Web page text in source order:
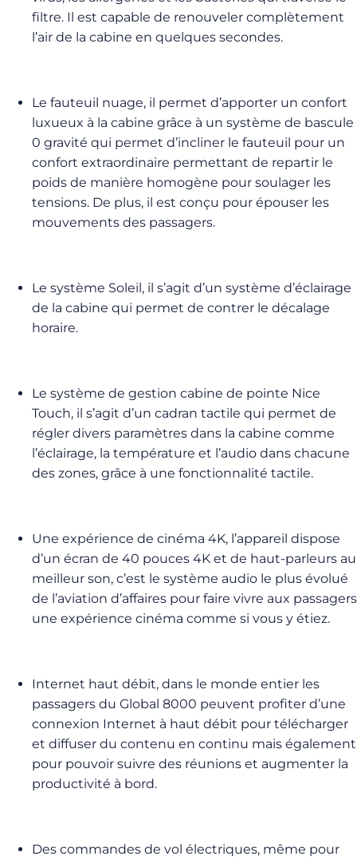
filtre. Il est capable de renouveler complètement
l’air de la cabine en quelques secondes.
Le fauteuil nuage, il permet d’apporter un confort
luxueux à la cabine grâce à un système de bascule
0 gravité qui permet d’incliner le fauteuil pour un
confort extraordinaire permettant de repartir le
poids de manière homogène pour soulager les
tensions. De plus, il est conçu pour épouser les
mouvements des passagers.
Le système Soleil, il s’agit d’un système d’éclairage
de la cabine qui permet de contrer le décalage
horaire.
Le système de gestion cabine de pointe Nice
Touch, il s’agit d’un cadran tactile qui permet de
régler divers paramètres dans la cabine comme
l’éclairage, la température et l’audio dans chacune
des zones, grâce à une fonctionnalité tactile.
Une expérience de cinéma 4K, l’appareil dispose
d’un écran de 40 pouces 4K et de haut-parleurs au
meilleur son, c’est le système audio le plus évolué
de l’aviation d’affaires pour faire vivre aux passagers
une expérience cinéma comme si vous y étiez.
Internet haut débit, dans le monde entier les
passagers du Global 8000 peuvent profiter d’une
connexion Internet à haut débit pour télécharger
et diffuser du contenu en continu mais également
pour pouvoir suivre des réunions et augmenter la
productivité à bord.
Des commandes de vol électriques, même pour